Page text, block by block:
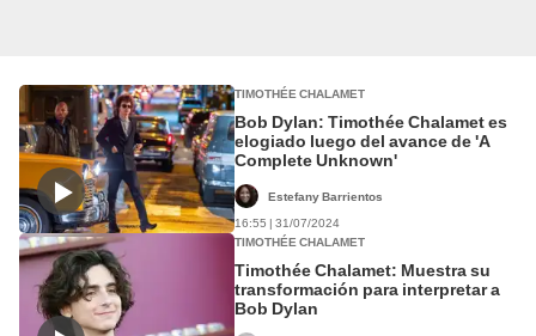
TIMOTHÉE CHALAMET
Bob Dylan: Timothée Chalamet es
elogiado luego del avance de 'A
Complete Unknown'
Estefany Barrientos
16:55 | 31/07/2024
TIMOTHÉE CHALAMET
Timothée Chalamet: Muestra su
transformación para interpretar a
Bob Dylan